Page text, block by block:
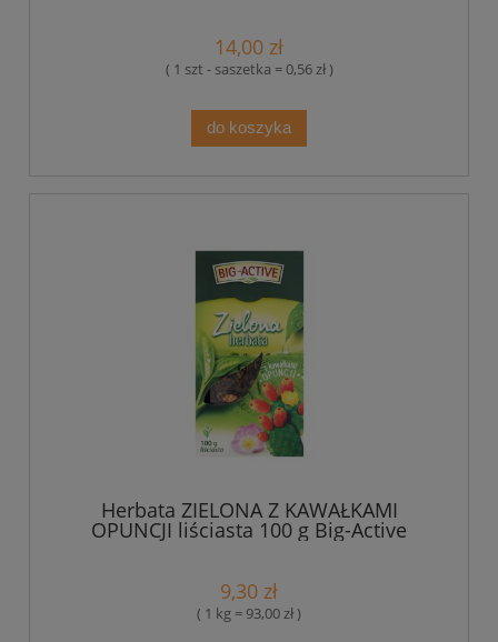
14,00 zł
( 1 szt - saszetka = 0,56 zł )
do koszyka
Herbata ZIELONA Z KAWAŁKAMI
OPUNCJI liściasta 100 g Big-Active
9,30 zł
( 1 kg = 93,00 zł )